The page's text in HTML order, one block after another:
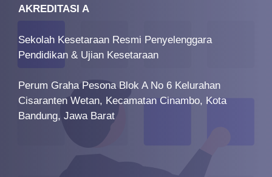
AKREDITASI A
Sekolah Kesetaraan Resmi Penyelenggara
Pendidikan & Ujian Kesetaraan
Perum Graha Pesona Blok A No 6 Kelurahan
Cisaranten Wetan, Kecamatan Cinambo, Kota
Bandung, Jawa Barat